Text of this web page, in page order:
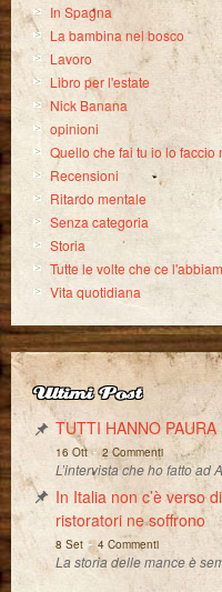
In Spagna
La bambina nel bosco
Lavoro
Libro per l'estate
Nick Banana
opinioni
Quello che fai tu io lo faccio
Recensioni
Ritardo mentale
Senza categoria
Storia
Tutte le volte che ce
Vita quotidiana
Ultimi Post
TUTTI HANNO PAURA
16 Ott-2 Commenti
L’intervista che ho fatto ad
In Italia non c’è verso
ristoratori ne soffrono
8 Set-4 Commenti
La storia delle mance è